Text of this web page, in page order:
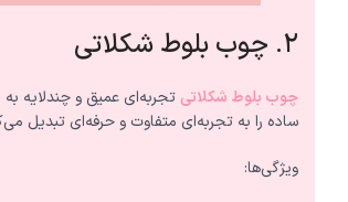
۲. چوب بلوط شکلاتی
چوب بلوط شکلاتیتجربه‌ای عمیق و چندلایه
ساده را به تجربه‌ای متفاوت و حرفه‌ای تبدیل
ویژگی‌ها: